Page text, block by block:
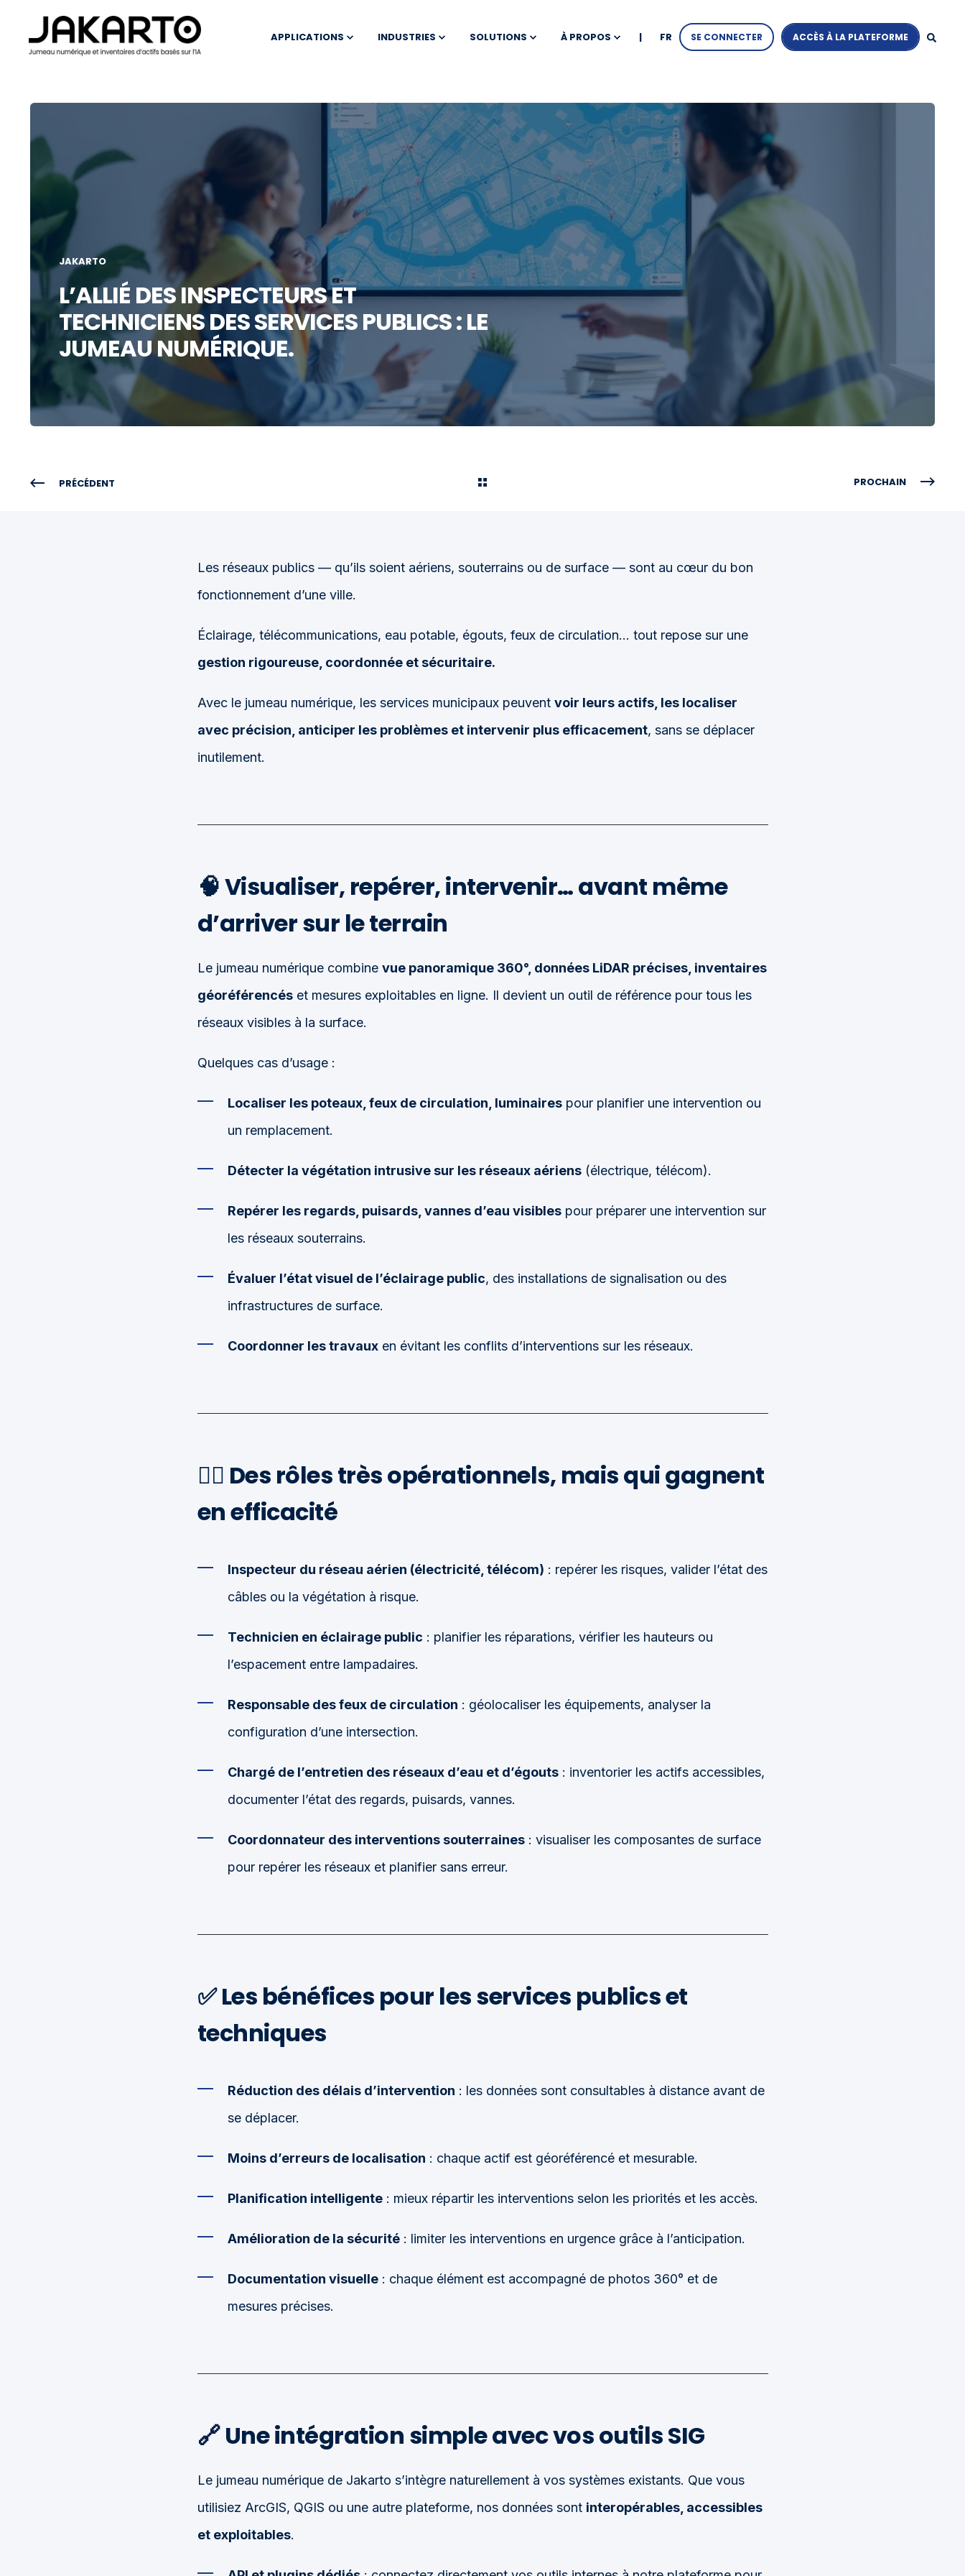
APPLICATIONS INDUSTRIES SOLUTIONS À PROPOS FR SE CONNECTER ACCÈS À LA PLATEFORME
JAKARTO
L’ALLIÉ DES INSPECTEURS ET
TECHNICIENS DES SERVICES PUBLICS : LE
JUMEAU NUMÉRIQUE.
PRÉCÉDENT PROCHAIN
Les réseaux publics — qu’ils soient aériens, souterrains ou de surface — sont au cœur du bon
fonctionnement d’une ville.
Éclairage, télécommunications, eau potable, égouts, feux de circulation... tout repose sur une
gestion rigoureuse, coordonnée et sécuritaire.
Avec le jumeau numérique, les services municipaux peuvent voir leurs actifs, les localiser
avec précision, anticiper les problèmes et intervenir plus efficacement, sans se déplacer
inutilement.
🧠Visualiser, repérer, intervenir… avant même
d’arriver sur le terrain
Le jumeau numérique combine vue panoramique 360°, données LiDAR précises, inventaires
géoréférencéset mesures exploitables en ligne. Il devient un outil de référence pour tous les
réseaux visibles à la surface.
Quelques cas d’usage :
Localiser les poteaux, feux de circulation, luminairespour planifier une intervention ou
un remplacement.
Détecter la végétation intrusive sur les réseaux aériens(électrique, télécom).
Repérer les regards, puisards, vannes d’eau visiblespour préparer une intervention sur
les réseaux souterrains.
Évaluer l’état visuel de l’éclairage public, des installations de signalisation ou des
infrastructures de surface.
Coordonner les travauxen évitant les conflits d’interventions sur les réseaux.
👷‍♂️ Des rôles très opérationnels, mais qui gagnent
en efficacité
Inspecteur du réseau aérien (électricité, télécom) : repérer les risques, valider l’état des
câbles ou la végétation à risque.
Technicien en éclairage public : planifier les réparations, vérifier les hauteurs ou
l’espacement entre lampadaires.
Responsable des feux de circulation : géolocaliser les équipements, analyser la
configuration d’une intersection.
Chargé de l’entretien des réseaux d’eau et d’égouts: inventorier les actifs accessibles,
documenter l’état des regards, puisards, vannes.
Coordonnateur des interventions souterraines: visualiser les composantes de surface
pour repérer les réseaux et planifier sans erreur.
✅Les bénéfices pour les services publics et
techniques
Réduction des délais d’intervention : les données sont consultables à distance avant de
se déplacer.
Moins d’erreurs de localisation : chaque actif est géoréférencé et mesurable.
Planification intelligente: mieux répartir les interventions selon les priorités et les accès.
Amélioration de la sécurité: limiter les interventions en urgence grâce à l’anticipation.
Documentation visuelle: chaque élément est accompagné de photos 360° et de
mesures précises.
🔗Une intégration simple avec vos outils SIG
Le jumeau numérique de Jakarto s’intègre naturellement à vos systèmes existants. Que vous
utilisiez ArcGIS, QGIS ou une autre plateforme, nos données sont interopérables, accessibles
et exploitables.